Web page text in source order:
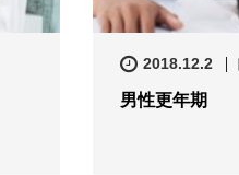
2018.12.2
男性更年期